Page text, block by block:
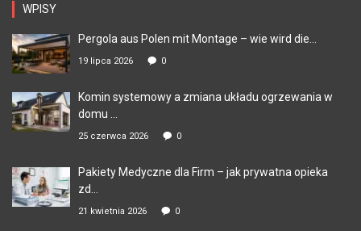
WPISY
Pergola aus Polen mit Montage – wie wird die...
19 lipca 2026 0
Komin systemowy a zmiana układu ogrzewania w
domu ...
25 czerwca 2026 0
Pakiety Medyczne dla Firm – jak prywatna opieka
zd...
21 kwietnia 2026 0